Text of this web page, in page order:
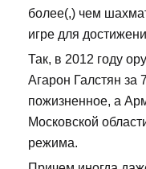
более(,) чем
игре для
Так, в 2012 году
Агарон Галстян за
пожизненное, а
Московской
режима.